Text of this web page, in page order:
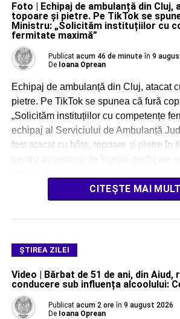
Foto | Echipaj de ambulanță din Cluj,
topoare și pietre. Pe TikTok se
Ministru: „Solicităm instituțiilor cu
fermitate maximă”
Publicat acum 46 de minute în 9
De Ioana Oprean
Echipaj de ambulanță din Cluj, atacat
pietre. Pe TikTok se spunea că fură
„Solicităm instituțiilor cu competențe
echipaj al Serviciului de Ambulanță
fost atacat cu bâte, topoare și pietre în
CITEȘTE MAI MULT
ŞTIREA ZILEI
Video | Bărbat de 51 de ani, din
conducere sub influența alcoolului:
Publicat acum 2 ore în 9 august 2026
De Ioana Oprean